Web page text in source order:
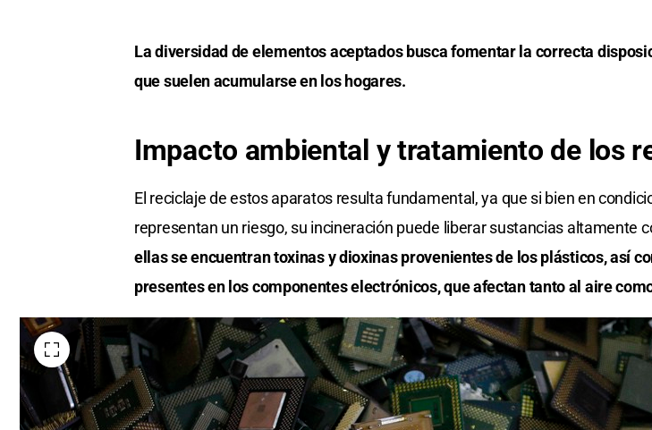
La diversidad de elementos aceptados busca fomentar la correcta
que suelen acumularse en los hogares.
Impacto ambiental y tratamiento de los
El reciclaje de estos aparatos resulta fundamental, ya que si bien en
representan un riesgo, su incineración puede liberar sustancias altamente
ellas se encuentran toxinas y dioxinas provenientes de los plásticos, así
presentes en los componentes electrónicos, que afectan tanto al aire